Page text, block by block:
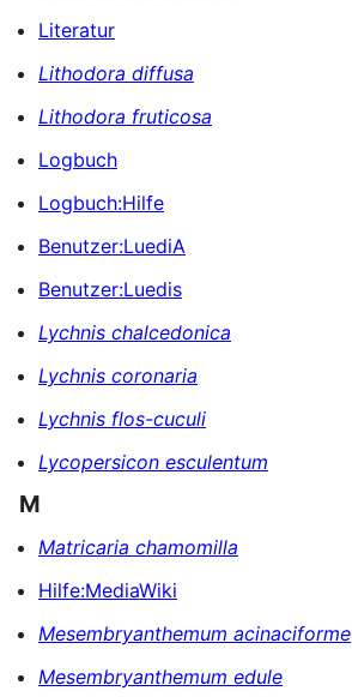
Literatur
Lithodora diffusa
Lithodora fruticosa
Logbuch
Logbuch:Hilfe
Benutzer:LuediA
Benutzer:Luedis
Lychnis chalcedonica
Lychnis coronaria
Lychnis flos-cuculi
Lycopersicon esculentum
M
Matricaria chamomilla
Hilfe:MediaWiki
Mesembryanthemum acinaciforme
Mesembryanthemum edule